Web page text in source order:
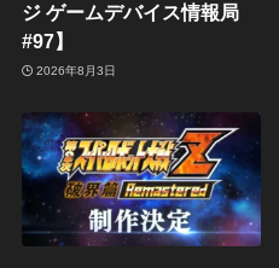
ジ ゲームデバイス情報局
#97】
2026年8月3日